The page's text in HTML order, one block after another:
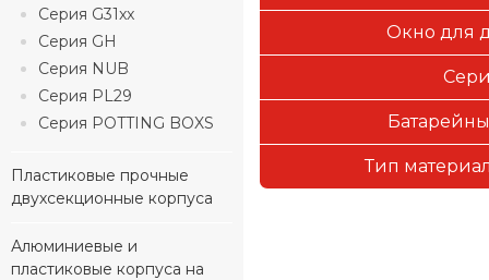
Серия G31xx
Серия GH
Серия NUB
Серия PL29
Серия POTTING BOXS
Пластиковые прочные
двухсекционные корпуса
Алюминиевые и
пластиковые корпуса на
Окно для
Тип